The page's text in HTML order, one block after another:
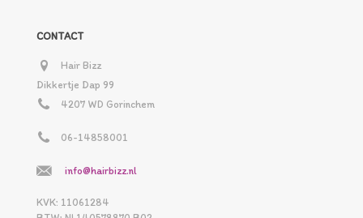
CONTACT
Hair Bizz
Dikkertje Dap 99
4207 WD Gorinchem
06-14858001
info@hairbizz.nl
KVK: 11061284